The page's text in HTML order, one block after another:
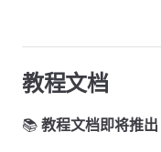
教程文档
📚 教程文档即将推出